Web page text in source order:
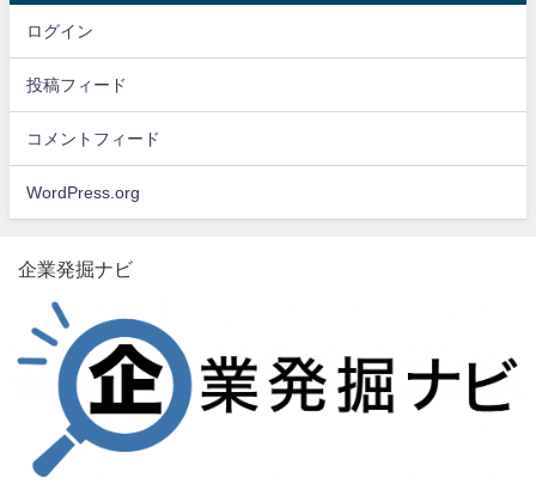
ログイン
投稿フィード
コメントフィード
WordPress.org
企業発掘ナビ